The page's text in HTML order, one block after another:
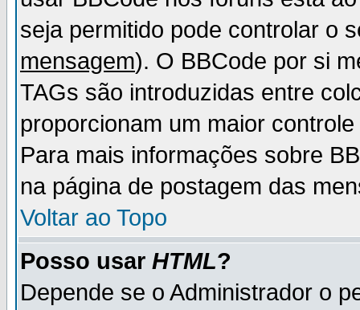
seja permitido pode controlar o
mensagem). O BBCode por si
TAGs são introduzidas entre
proporcionam um maior
Para mais informações sobre
na página de postagem das
Voltar ao Topo
Posso usar HTML?
Depende se o Administrador o